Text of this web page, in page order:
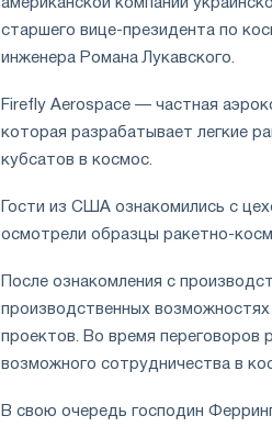
американской компании
старшего вице-президента по
инженера Романа Лукавского.
Firefly Aerospace — частная
которая разрабатывает легкие
кубсатов в космос.
Гости из США ознакомились с
осмотрели образцы ракетно-
После ознакомления с
производственных
проектов. Во время переговоров
возможного сотрудничества в
В свою очередь господин